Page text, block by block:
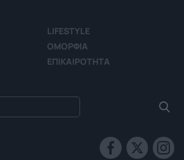
LIFESTYLE
ΟΜΟΡΦΙΑ
ΕΠΙΚΑΙΡΟΤΗΤΑ